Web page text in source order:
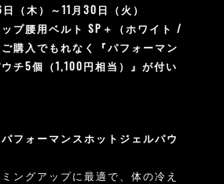
（木）～11月30日（火）
プ腰用ベルト SP＋（ホワイト /
購入でもれなく『パフォーマン
チ5個（1,100円相当）』が付い
パフォーマンスホットジェルパウ
ングアップに最適で、体の冷え